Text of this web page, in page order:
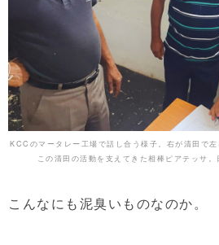
KCCのマータレー工場で話し合う様子。右が清田で
この清田の活動を支えてきた相棒ピアテッサ。
こんなにも泥臭いものなのか。